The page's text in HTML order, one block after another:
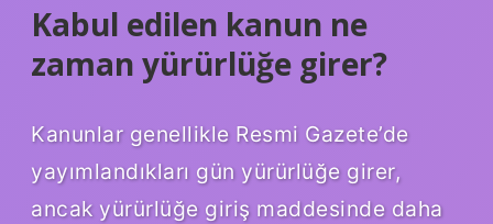
Kabul edilen kanun ne
zaman yürürlüğe girer?
Kanunlar genellikle Resmi Gazete’de
yayımlandıkları gün yürürlüğe girer,
ancak yürürlüğe giriş maddesinde daha